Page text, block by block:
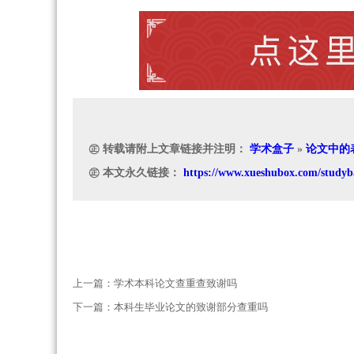
㊣ 转载请附上文章链接并注明： 学术盒子 » 论文中的
㊣ 本文永久链接： https://www.xueshubox.com/
上一篇： 学术本科论文查重查致谢吗
下一篇： 本科生毕业论文的致谢部分查重吗